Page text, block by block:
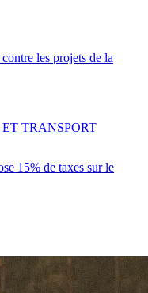
les projets de la
15% de taxes sur le
TRANSPORT